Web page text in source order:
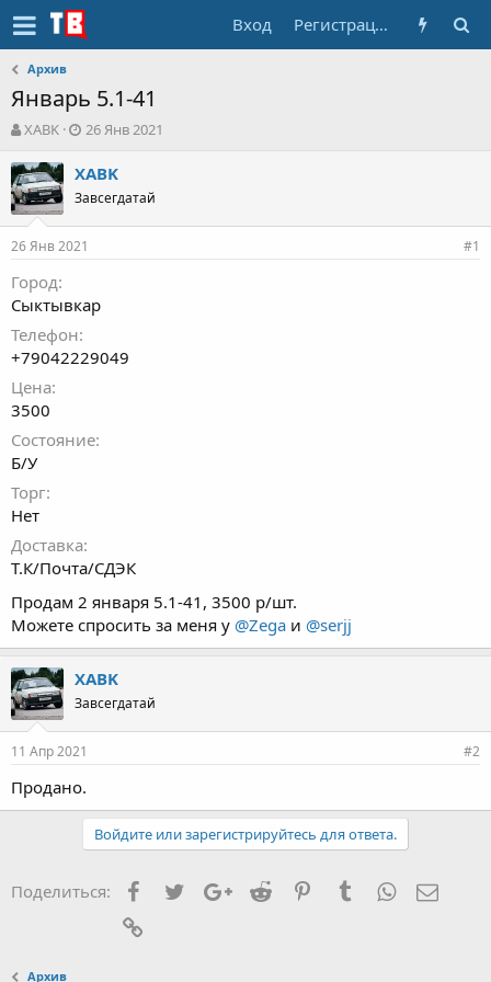
Вход Регистрация
Архив
Январь 5.1-41
А
т
о
р
т
е
ы
XABK
Д
т
н
а
ч
а
26 Янв 2021
XABK
Завсегдатай
26 Янв 2021 #1
Город
Сыктывкар
Телефон
+79042229049
Цена
3500
Состояние
Б/У
Торг
Нет
Доставка
Т.К/Почта/СДЭК
Продам 2 января 5.1-41, 3500 р/шт.
Можете спросить за меня у @Zega и @serjj
XABK
Завсегдатай
11 Апр 2021 #2
Продано.
Войдите или зарегистрируйтесь для ответа.
Поделиться: FacebookTwitterGoogle+
Reddit PinterestTumblrWhatsApp
Архив